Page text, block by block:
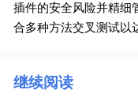
插件的安全风险并精细
合多种方法交叉测试以
继续阅读